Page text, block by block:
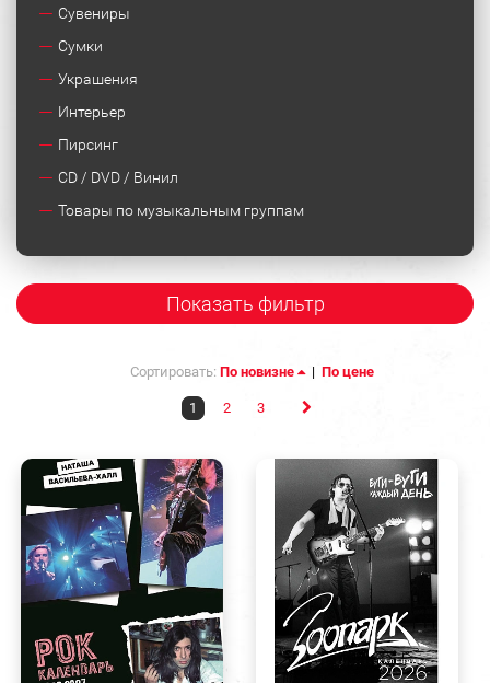
Сувениры
Сумки
Украшения
Интерьер
Пирсинг
CD / DVD / Винил
Товары по музыкальным группам
Показать фильтр
Сортировать: По новизне | По цене
1 2 3